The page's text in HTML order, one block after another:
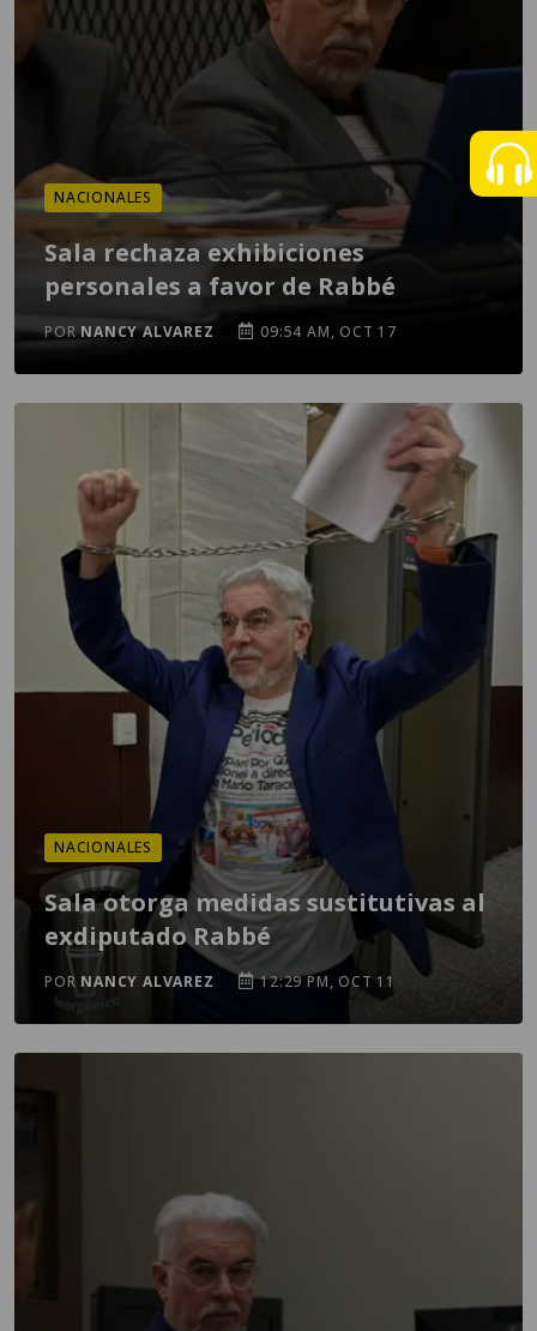
NACIONALES
Sala rechaza exhibiciones
personales a favor de Rabbé
PORNANCY ALVAREZ 09:54 AM, OCT 17
NACIONALES
Sala otorga medidas sustitutivas al
exdiputado Rabbé
POR NANCY ALVAREZ 12:29 PM, OCT 11